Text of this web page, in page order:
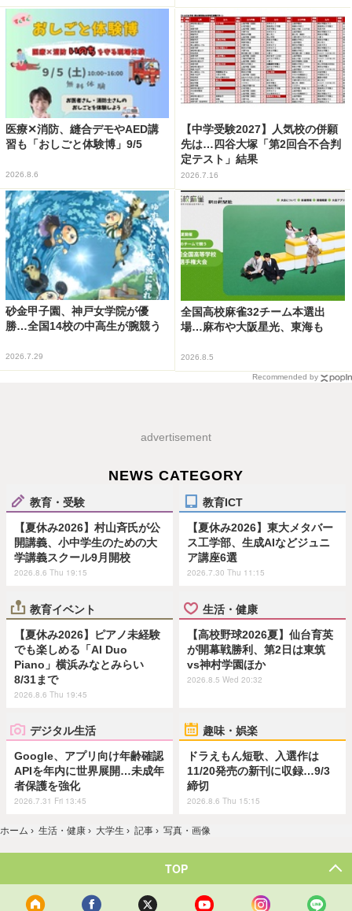
医療✕消防、縫合デモやAED講
習も「おしごと体験博」9/5
2026.8.6
【中学受験2027】人気校の併願
先は…四谷大塚「第2回合不合判
定テスト」結果
2026.7.16
砂金甲子園、神戸女学院が優
勝…全国14校の中高生が腕競う
2026.7.29
全国高校麻雀32チーム本選出
場…麻布や大阪星光、東海も
2026.8.5
Recommended by
advertisement
NEWS CATEGORY
教育・受験
【夏休み2026】村山斉氏が公
開講義、小中学生のための大
学講義スクール9月開校
2026.8.6 Thu 19:15
教育ICT
【夏休み2026】東大メタバー
ス工学部、生成AIなどジュニ
ア講座6選
2026.7.30 Thu 11:15
教育イベント
【夏休み2026】ピアノ未経験
でも楽しめる「AI Duo
Piano」横浜みなとみらい
8/31まで
2026.8.6 Thu 19:45
生活・健康
【高校野球2026夏】仙台育英
が開幕戦勝利、第2日は東筑
vs神村学園ほか
2026.8.5 Wed 20:32
デジタル生活
Google、アプリ向け年齢確認
APIを年内に世界展開…未成年
者保護を強化
2026.7.31 Fri 13:45
趣味・娯楽
ドラえもん短歌、入選作は
11/20発売の新刊に収録…9/3
締切
2026.8.6 Thu 15:15
ホーム › 生活・健康 › 大学生 › 記事 › 写真・画像
TOP